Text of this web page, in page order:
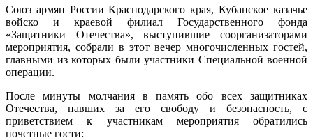
Союз армян России Краснодарского края, Кубанское казачье
войско и краевой филиал Государственного фонда
«Защитники Отечества», выступившие соорганизаторами
мероприятия, собрали в этот вечер многочисленных гостей,
главными из которых были участники Специальной военной
операции.
После минуты молчания в память обо всех защитниках
Отечества, павших за его свободу и безопасность, с
приветствием к участникам мероприятия обратились
почетные гости: